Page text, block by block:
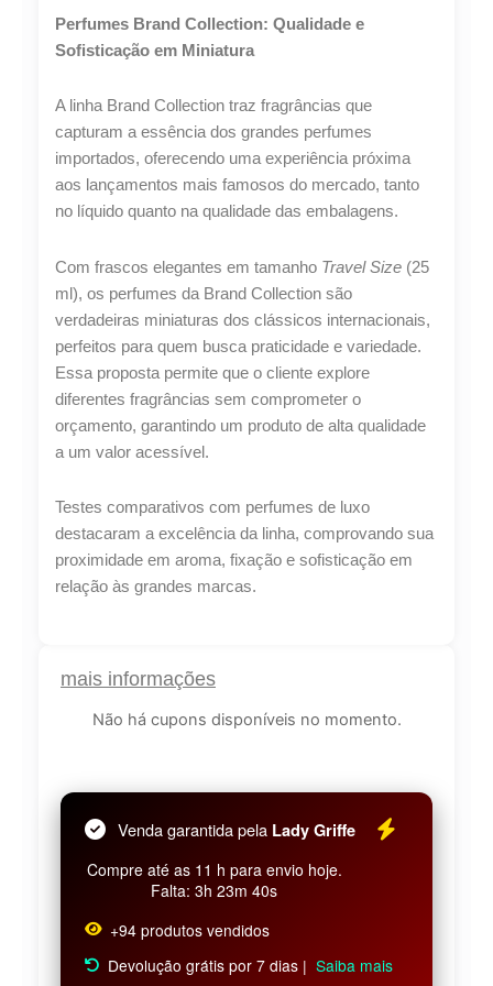
mais informações
Não há cupons disponíveis no momento.
Venda garantida pela Lady Griffe
Compre até as 11 h para envio hoje.
Falta: 3h 23m 39s
+94 produtos vendidos
Devolução grátis por 7 dias | Saiba mais
Revenda por
R$96,99
Compre por
R$55,28
6x deR$9,21 sem juros
-
25ML
Perfumes Brand Collection: Qualidade e
Sofisticação em Miniatura
A linha Brand Collection traz fragrâncias que
capturam a essência dos grandes perfumes
importados, oferecendo uma experiência próxima
aos lançamentos mais famosos do mercado, tanto
no líquido quanto na qualidade das embalagens.
Com frascos elegantes em tamanho Travel Size (25
ml), os perfumes da Brand Collection são
verdadeiras miniaturas dos clássicos internacionais,
perfeitos para quem busca praticidade e variedade.
Essa proposta permite que o cliente explore
diferentes fragrâncias sem comprometer o
orçamento, garantindo um produto de alta qualidade
a um valor acessível.
Testes comparativos com perfumes de luxo
destacaram a excelência da linha, comprovando sua
proximidade em aroma, fixação e sofisticação em
relação às grandes marcas.